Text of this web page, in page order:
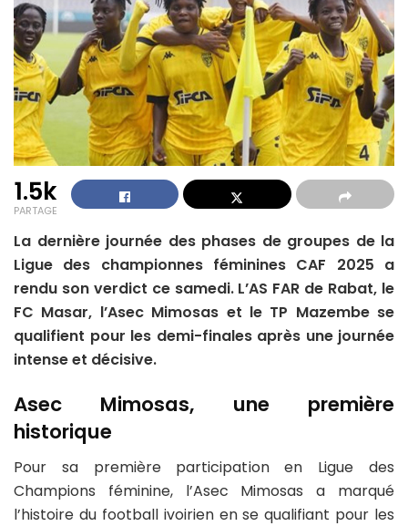
1.5k
PARTAGE
La dernière journée des phases de groupes de la
Ligue des championnes féminines CAF 2025 a
rendu son verdict ce samedi. L’AS FAR de Rabat, le
FC Masar, l’Asec Mimosas et le TP Mazembe se
qualifient pour les demi-finales après une journée
intense et décisive.
Asec Mimosas, une première
historique
Pour sa première participation en Ligue des
Champions féminine, l’Asec Mimosas a marqué
l’histoire du football ivoirien en se qualifiant pour les